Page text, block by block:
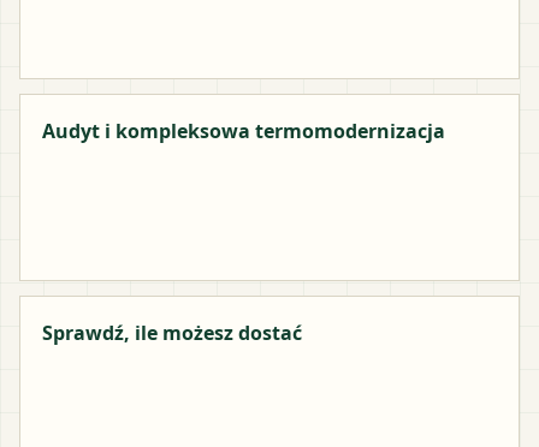
Audyt i kompleksowa termomodernizacja
Sprawdź, ile możesz dostać